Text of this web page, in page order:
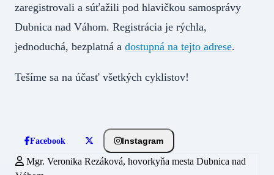
zaregistrovali a súťažili pod hlavičkou samosprávy
Dubnica nad Váhom. Registrácia je rýchla,
jednoduchá, bezplatná a dostupná na tejto adrese.
Tešíme sa na účasť všetkých cyklistov!
Facebook Instagram
Mgr. Veronika Rezáková, hovorkyňa mesta Dubnica nad